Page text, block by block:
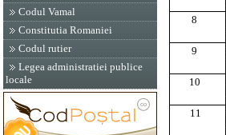
Codul Vamal
Constitutia Romaniei
Codul rutier
Legea administratiei publice
locale
8
9
10
11